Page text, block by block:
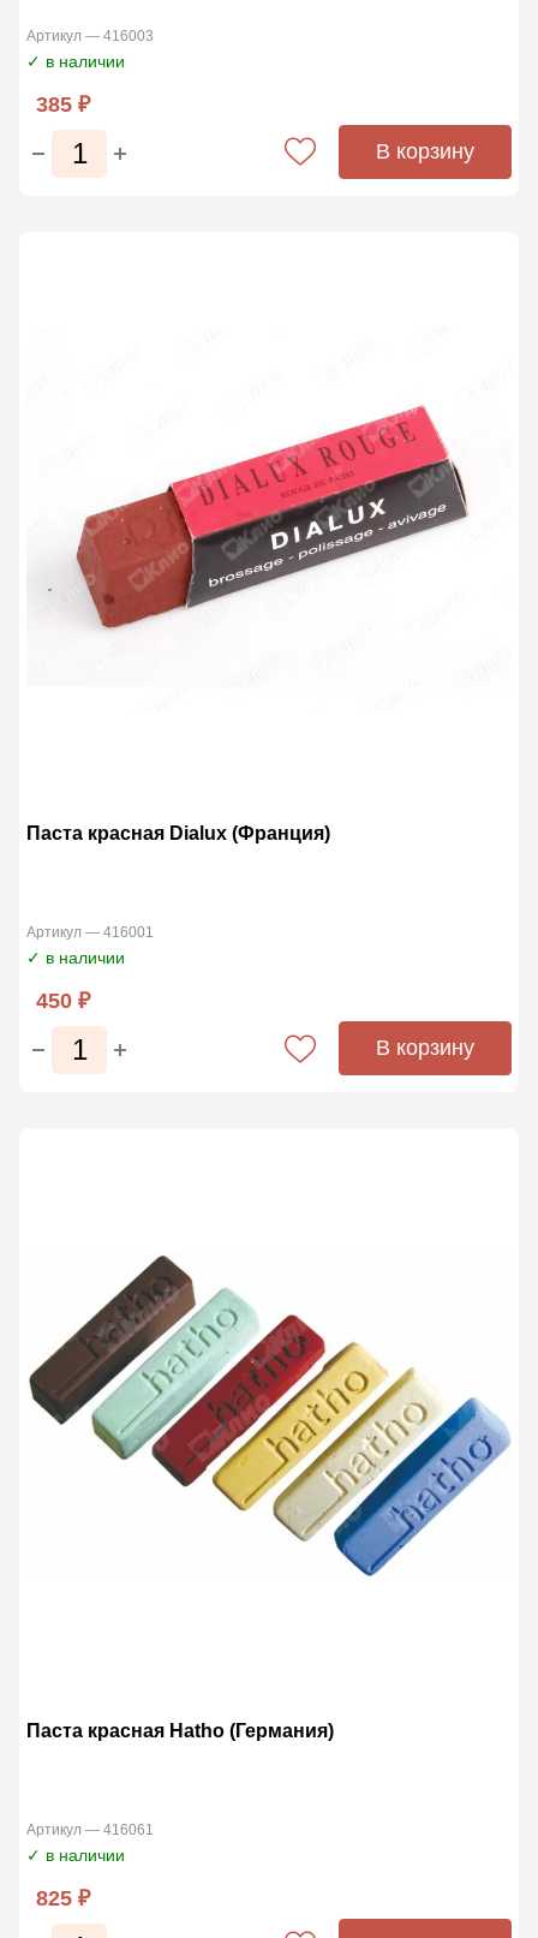
Артикул — 416003
✓ в наличии
385 ₽
В корзину
Паста красная Dialux (Франция)
Артикул — 416001
✓ в наличии
450 ₽
В корзину
Паста красная Hatho (Германия)
Артикул — 416061
✓ в наличии
825 ₽